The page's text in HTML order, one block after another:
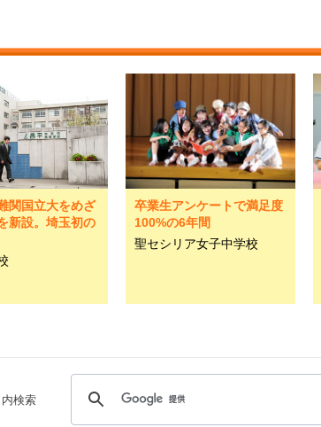
関国立大をめざ
新設。埼玉初の
卒業生アンケートで満足度
100%の6年間
聖セシリア女子中学校
検索